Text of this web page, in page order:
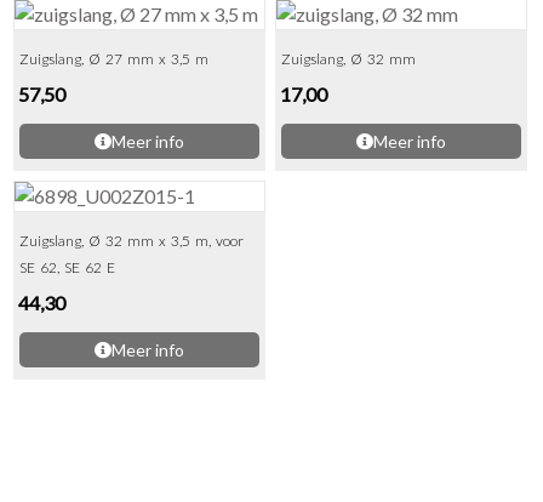
Zuigslang, Ø 27 mm x 3,5 m
57,50
Meer info
Zuigslang, Ø 32 mm
17,00
Meer info
Zuigslang, Ø 32 mm x 3,5 m, voor
SE 62, SE 62 E
44,30
Meer info